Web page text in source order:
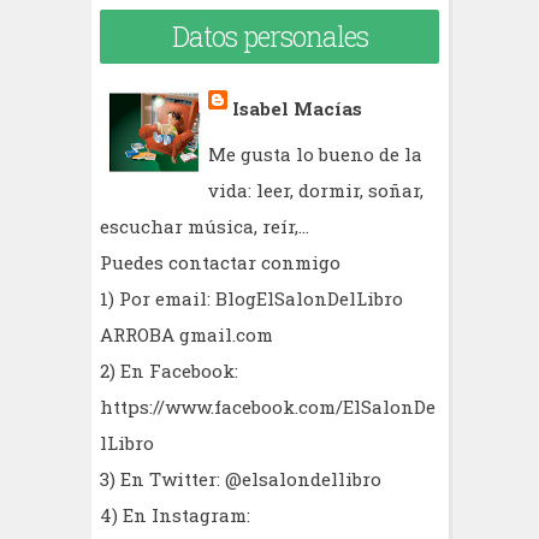
Datos personales
Isabel Macías
Me gusta lo bueno de la
vida: leer, dormir, soñar,
escuchar música, reír,...
Puedes contactar conmigo
1) Por email: BlogElSalonDelLibro
ARROBA gmail.com
2) En Facebook:
https://www.facebook.com/ElSalonDe
lLibro
3) En Twitter: @elsalondellibro
4) En Instagram: